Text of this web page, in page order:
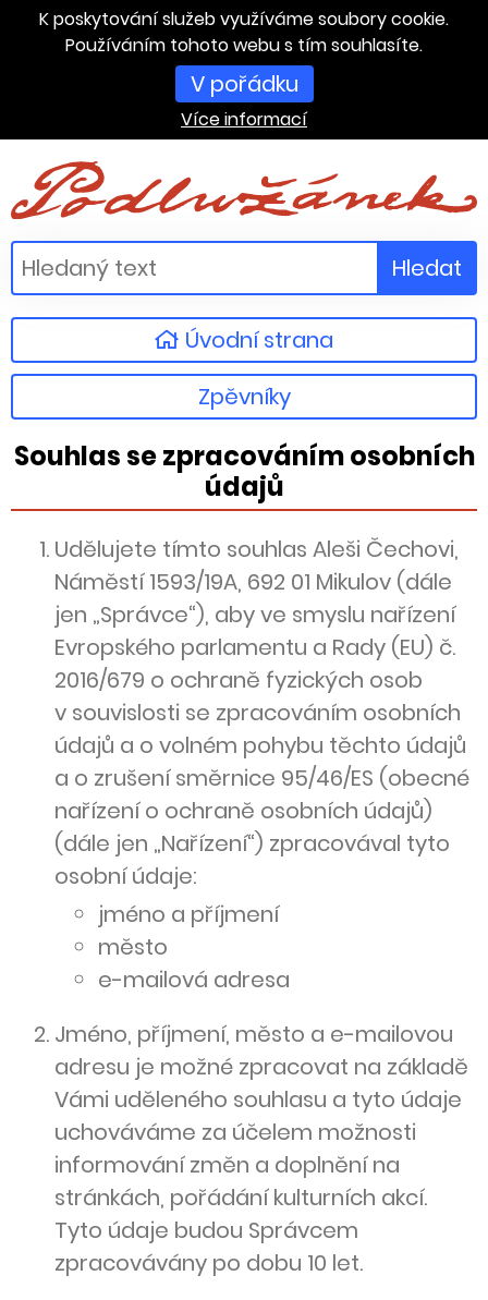
K poskytování služeb využíváme soubory cookie.
Používáním tohoto webu s tím souhlasíte.
V pořádku
Více informací
Hledat
Úvodní strana
Zpěvníky
Souhlas se zpracováním osobních
údajů
Udělujete tímto souhlas Aleši Čechovi,
Náměstí 1593/19A, 692 01 Mikulov (dále
jen „Správce“), aby ve smyslu nařízení
Evropského parlamentu a Rady (EU) č.
2016/679 o ochraně fyzických osob
v souvislosti se zpracováním osobních
údajů a o volném pohybu těchto údajů
a o zrušení směrnice 95/46/ES (obecné
nařízení o ochraně osobních údajů)
(dále jen „Nařízení“) zpracovával tyto
osobní údaje:
jméno a příjmení
město
e-mailová adresa
Jméno, příjmení, město a e-mailovou
adresu je možné zpracovat na základě
Vámi uděleného souhlasu a tyto údaje
uchováváme za účelem možnosti
informování změn a doplnění na
stránkách, pořádání kulturních akcí.
Tyto údaje budou Správcem
zpracovávány po dobu 10 let.